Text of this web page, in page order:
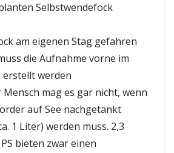
Selbstwendefock
am eigenen Stag gefahren
die Aufnahme vorne im
werden
Mensch mag es gar nicht, wenn
auf See nachgetankt
1 Liter) werden muss. 2,3
bieten zwar einen